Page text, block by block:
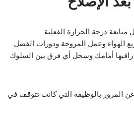
متابعة درجة الحرارة الفعلية
الهواء وعمل المروحة ودورات الفصل
أمامك وسجل أي فرق بين السلوك
المرور بالوظيفة التي كانت تتوقف في